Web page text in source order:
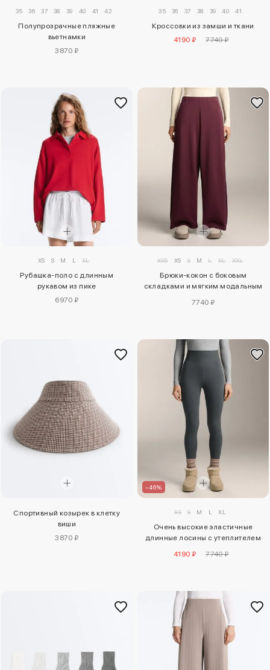
35 36 37 38 39 40 41 42
Полупрозрачные пляжные
вьетнамки
3870 ₽
35 36 37 38 39 40 41
Кроссовки из замши и ткани
4190 ₽
7740 ₽
XS S M L XL
Рубашка-поло с длинным
рукавом из пике
6970 ₽
XXS XS S M L XL XXL
Брюки-кокон с боковым
складками и мягким модальным
7740 ₽
Спортивный козырек в клетку
виши
3870 ₽
–46%
XS S M L XL
Очень высокие эластичные
длинные лосины с утеплителем
4190 ₽ 7740 ₽